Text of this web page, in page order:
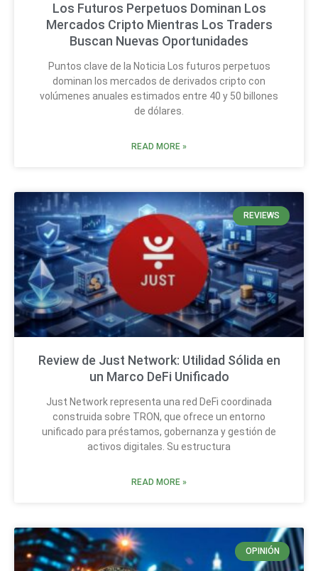
Los Futuros Perpetuos Dominan Los
Mercados Cripto Mientras Los Traders
Buscan Nuevas Oportunidades
Puntos clave de la Noticia Los futuros perpetuos
dominan los mercados de derivados cripto con
volúmenes anuales estimados entre 40 y 50 billones
de dólares.
READ MORE »
REVIEWS
Review de Just Network: Utilidad Sólida en
un Marco DeFi Unificado
Just Network representa una red DeFi coordinada
construida sobre TRON, que ofrece un entorno
unificado para préstamos, gobernanza y gestión de
activos digitales. Su estructura
READ MORE »
OPINIÓN